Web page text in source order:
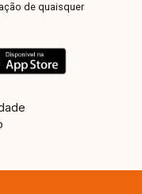
de quaisquer